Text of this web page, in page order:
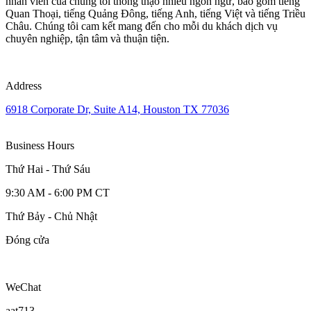
Quan Thoại, tiếng Quảng Đông, tiếng Anh, tiếng Việt và tiếng Triều
Châu. Chúng tôi cam kết mang đến cho mỗi du khách dịch vụ
chuyên nghiệp, tận tâm và thuận tiện.
Address
6918 Corporate Dr, Suite A14, Houston TX 77036
Business Hours
Thứ Hai - Thứ Sáu
9:30 AM - 6:00 PM CT
Thứ Bảy - Chủ Nhật
Đóng cửa
WeChat